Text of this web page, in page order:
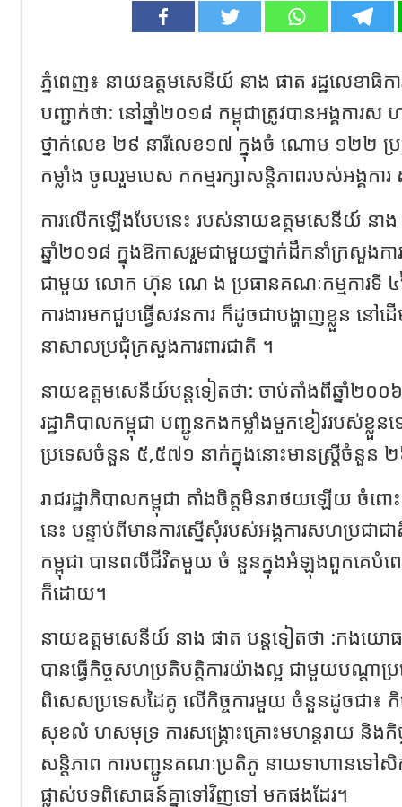
ភ្នំពេញ៖ នាយឧត្តមសេនីយ៍ នាង ផាត រដ្ឋលេខាធិកា
បញ្ជាក់ថា: នៅឆ្នាំ២០១៨ កម្ពុជាត្រូវបានអង្គការ
ថ្នាក់លេខ ២៩ នារីលេខ១៧ ក្នុងចំ ណោម ១២២
កម្លាំង ចូលរួមបេស កកម្មរក្សាសន្តិភាពរបស់អង្គកា
ការលើកឡើងបែបនេះ របស់នាយឧត្តមសេនីយ៍ នាង
ឆ្នាំ២០១៨ ក្នុងឱកាសរួមជាមួយថ្នាក់ដឹកនាំក្រសួងការ
ជាមួយ លោក ហ៊ុន ណេ ង ប្រធានគណៈកម្មការទី ៤ន
ការងារមកជួបធ្វើសវនការ ក៏ដូចជាបង្ហាញខ្លួន នៅ
នាសាលប្រជុំក្រសួងការពារជាតិ ។
នាយឧត្តមសេនីយ៍បន្តទៀតថា: ចាប់តាំងពីឆ្នាំ២០០
រដ្ឋាភិបាលកម្ពុជា បញ្ជូនកងកម្លាំងមួកខៀវរបស់ខ្លួ
ប្រទេសចំនួន ៥,៥៧១ នាក់ក្នុងនោះមានស្រ្តីចំនួន
រាជរដ្ឋាភិបាលកម្ពុជា តាំងចិត្តមិនរាថយឡើយ ចំពោ
នេះ បន្ទាប់ពីមានការស្នើសុំរបស់អង្គការសហប្រជាជ
កម្ពុជា បានពលីជីវិតមួយ ចំ នួនក្នុងអំឡុងពួកគេបំ
ក៏ដោយ។
នាយឧត្តមសេនីយ៍ នាង ផាត បន្តទៀតថា :កងយោ
បានធ្វើកិច្ចសហប្រតិបត្តិការយ៉ាងល្អ ជាមួយបណ្តា
ពិសេសប្រទេសដៃគូ លើកិច្ចការមួយ ចំនួនដូចជា៖ កិច្ច
សុខលំ ហសមុទ្រ ការសង្គ្រោះគ្រោះមហន្តរាយ និងកិច្
សន្តិភាព ការបញ្ជូនគណៈប្រតិភូ នាយទាហានទៅសិ
ផ្លាស់បទពិសោធន៍គ្នាទៅវិញទៅ មកផងដែរ។